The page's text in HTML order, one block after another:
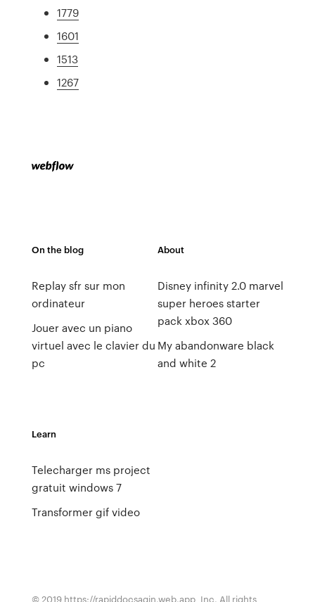
1779
1601
1513
1267
On the blog
Replay sfr sur mon
ordinateur
Jouer avec un piano
virtuel avec le clavier du
pc
About
Disney infinity 2.0 marvel
super heroes starter
pack xbox 360
My abandonware black
and white 2
Learn
Telecharger ms project
gratuit windows 7
Transformer gif video
© 2019 https://rapiddocsaqjn.web.app, Inc. All rights